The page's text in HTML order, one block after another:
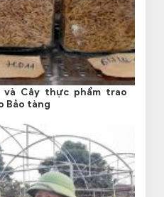
Cây thực phẩm trao
Bảo tàng